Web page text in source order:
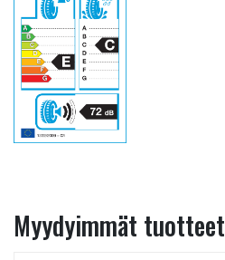
Myydyimmät tuotteet